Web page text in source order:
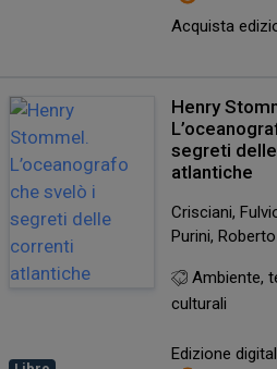
Acquista
Henry
segreti
atlantiche
Crisciani,
Purini, Roberto
Ambiente,
culturali
Edizione